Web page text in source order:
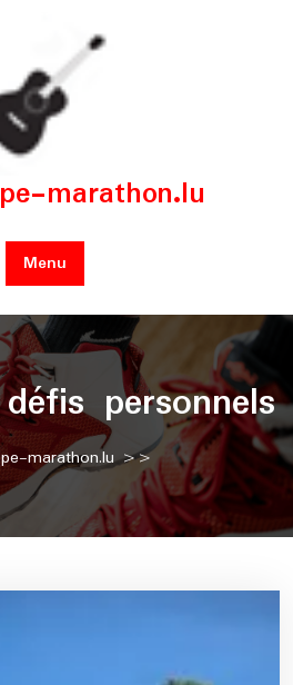
marathon.lu
Menu
défis personnels
marathon.lu>>